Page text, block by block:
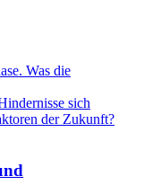
Was die
sich
der Zukunft?